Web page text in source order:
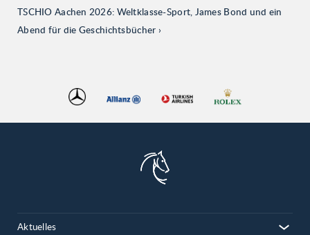
TSCHIO Aachen 2026: Weltklasse-Sport, James Bond und ein
Abend für die Geschichtsbücher
Aktuelles